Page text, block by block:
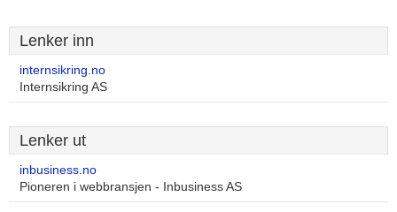
Lenker inn
internsikring.no
Internsikring AS
Lenker ut
inbusiness.no
Pioneren i webbransjen - Inbusiness AS